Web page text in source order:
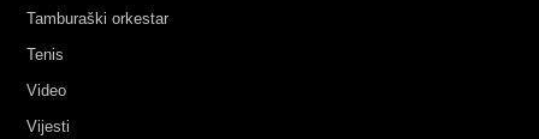
Tamburaški orkestar
Tenis
Video
Vijesti